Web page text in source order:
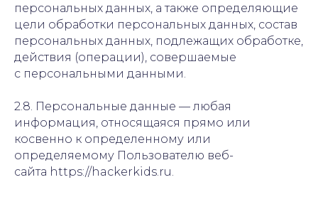
персональных данных, а также определяющие
цели обработки персональных данных, состав
персональных данных, подлежащих обработке,
действия (операции), совершаемые
с персональными данными.
2.8. Персональные данные — любая
информация, относящаяся прямо или
косвенно к определенному или
определяемому Пользователю веб-
сайта https://hackerkids.ru.